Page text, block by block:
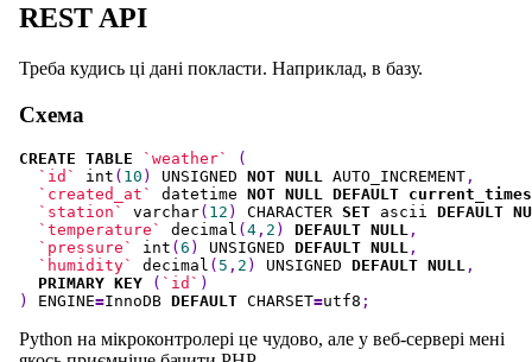
REST API
Треба кудись ці дані покласти. Наприклад, в базу.
Схема
CREATE TABLE `weather`
(
`id`
int ( 10 ) UNSIGNED NOT NULL AUTO_INCREMENT ,
`created_at`
datetime NOT NULL DEFAULT
`station`
varchar( 12 ) CHARACTER SET ascii DEFAULT
`temperature`
decimal ( 4 , 2 ) DEFAULT NULL ,
`pressure`
int ( 6 ) UNSIGNED DEFAULT NULL ,
`humidity`
decimal ( 5 , 2 ) UNSIGNED DEFAULT NULL ,
PRIMARY KEY ( `id` )
)
ENGINE=InnoDB DEFAULT CHARSET=utf8 ;
Python на мікроконтролері це чудово, але у веб-сервері мені